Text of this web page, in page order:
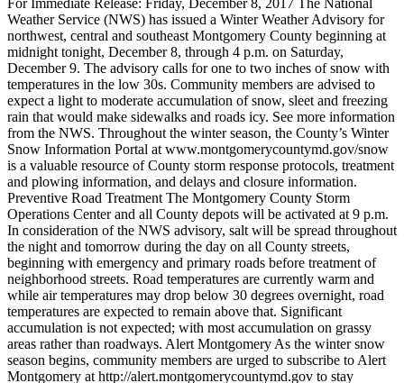
For Immediate Release: Friday, December 8, 2017 The National
Weather Service (NWS) has issued a Winter Weather Advisory for
northwest, central and southeast Montgomery County beginning at
midnight tonight, December 8, through 4 p.m. on Saturday,
December 9. The advisory calls for one to two inches of snow with
temperatures in the low 30s. Community members are advised to
expect a light to moderate accumulation of snow, sleet and freezing
rain that would make sidewalks and roads icy. See more information
from the NWS. Throughout the winter season, the County’s Winter
Snow Information Portal at www.montgomerycountymd.gov/snow
is a valuable resource of County storm response protocols, treatment
and plowing information, and delays and closure information.
Preventive Road Treatment The Montgomery County Storm
Operations Center and all County depots will be activated at 9 p.m.
In consideration of the NWS advisory, salt will be spread throughout
the night and tomorrow during the day on all County streets,
beginning with emergency and primary roads before treatment of
neighborhood streets. Road temperatures are currently warm and
while air temperatures may drop below 30 degrees overnight, road
temperatures are expected to remain above that. Significant
accumulation is not expected; with most accumulation on grassy
areas rather than roadways. Alert Montgomery As the winter snow
season begins, community members are urged to subscribe to Alert
Montgomery at http://alert.montgomerycountymd.gov to stay